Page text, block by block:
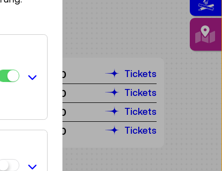
€ 6,50
Tickets
€ 6,50
Tickets
€ 6,50
Tickets
€ 6,50 Tickets